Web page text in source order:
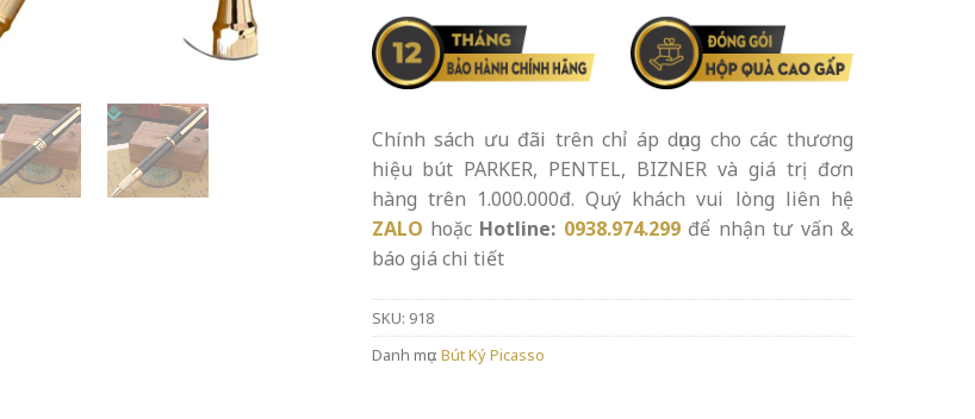
Chính sách ưu đãi trên chỉ áp dụng cho các thương
hiệu bút PARKER, PENTEL, BIZNER và giá trị đơn
hàng trên 1.000.000đ. Quý khách vui lòng liên hệ
ZALO hoặc Hotline: 0938.974.299để nhận tư vấn &
báo giá chi tiết
SKU: 918
Danh mục: Bút Ký Picasso